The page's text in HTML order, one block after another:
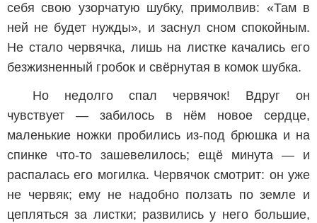
себя свою узорчатую шубку, примолвив: «Там в
ней не будет нужды», и заснул сном спокойным.
Не стало червячка, лишь на листке качались его
безжизненный гробок и свёрнутая в комок шубка.
Но недолго спал червячок! Вдруг он
чувствует — забилось в нём новое сердце,
маленькие ножки пробились из-под брюшка и на
спинке что-то зашевелилось; ещё минута — и
распалась его могилка. Червячок смотрит: он уже
не червяк; ему не надобно ползать по земле и
цепляться за листки; развились у него большие,